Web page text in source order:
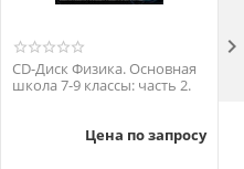
CD-Диск Физика. Основная
школа 7-9 классы: часть 2.
Цена по запросу
